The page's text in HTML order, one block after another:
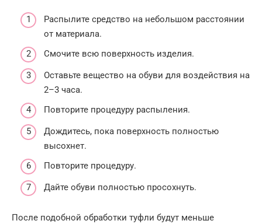
Распылите средство на небольшом расстоянии
от материала.
Смочите всю поверхность изделия.
Оставьте вещество на обуви для воздействия на
2–3 часа.
Повторите процедуру распыления.
Дождитесь, пока поверхность полностью
высохнет.
Повторите процедуру.
Дайте обуви полностью просохнуть.
После подобной обработки туфли будут меньше